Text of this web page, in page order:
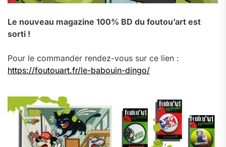
Le nouveau magazine 100% BD du foutou’art est
sorti !
Pour le commander rendez-vous sur ce lien :
https://foutouart.fr/le-babouin-dingo/